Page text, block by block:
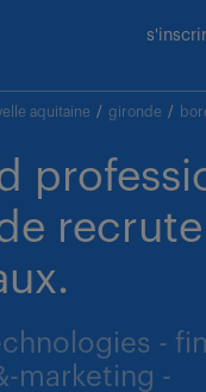
aquitaine / gironde /
-
marketing -